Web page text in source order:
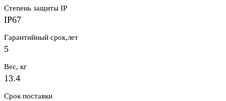
Степень защиты IP
IP67
Гарантийный срок,лет
5
Вес, кг
13.4
Срок поставки